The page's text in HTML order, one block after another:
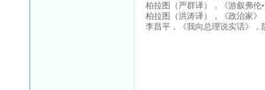
柏拉图（严群译），《游叙弗伦
柏拉图（洪涛译），《政治家》
李昌平，《我向总理说实话》，